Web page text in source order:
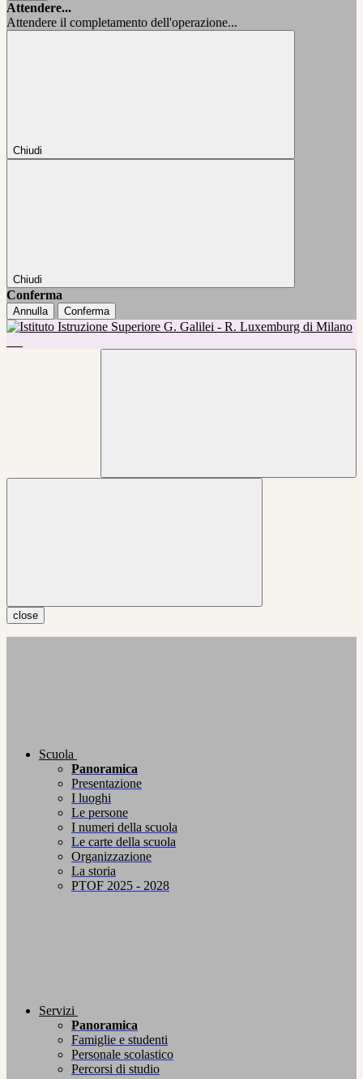
Attendere...
Attendere il completamento dell'operazione...
Chiudi
Chiudi
Conferma
Annulla Conferma
close
Scuola
Panoramica
Presentazione
I luoghi
Le persone
I numeri della scuola
Le carte della scuola
Organizzazione
La storia
PTOF 2025 - 2028
Servizi
Panoramica
Famiglie e studenti
Personale scolastico
Percorsi di studio